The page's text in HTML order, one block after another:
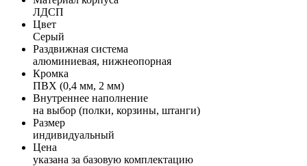
ЛДСП
Цвет
Серый
Раздвижная система
алюминиевая, нижнеопорная
Кромка
ПВХ (0,4 мм, 2 мм)
Внутреннее наполнение
на выбор (полки, корзины, штанги)
Размер
индивидуальный
Цена
указана за базовую комплектацию